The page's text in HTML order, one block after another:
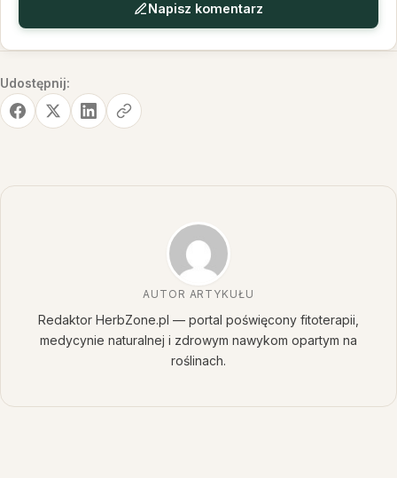
Napisz komentarz
Udostępnij:
AUTOR ARTYKUŁU
Redaktor HerbZone.pl — portal poświęcony fitoterapii,
medycynie naturalnej i zdrowym nawykom opartym na
roślinach.